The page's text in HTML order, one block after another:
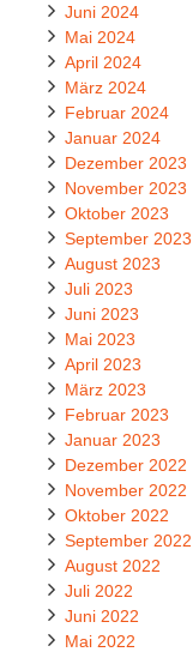
Juni 2024
Mai 2024
April 2024
März 2024
Februar 2024
Januar 2024
Dezember 2023
November 2023
Oktober 2023
September 2023
August 2023
Juli 2023
Juni 2023
Mai 2023
April 2023
März 2023
Februar 2023
Januar 2023
Dezember 2022
November 2022
Oktober 2022
September 2022
August 2022
Juli 2022
Juni 2022
Mai 2022